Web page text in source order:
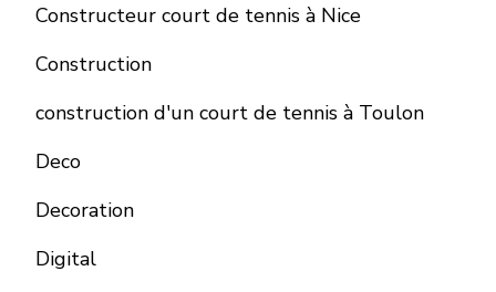
Constructeur court de tennis à Nice
Construction
construction d'un court de tennis à Toulon
Deco
Decoration
Digital